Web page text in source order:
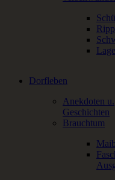
Dorfleben
Anekdoten u.
Geschichten
Brauchtum